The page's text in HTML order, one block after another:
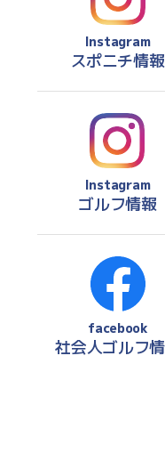
Instagram
スポニチ情報
Instagram
ゴルフ情報
facebook
社会人ゴルフ